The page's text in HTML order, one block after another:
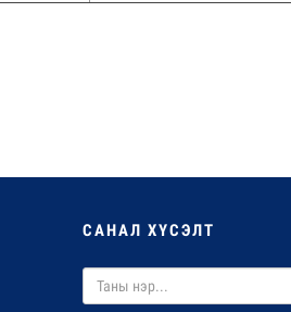
САНАЛ ХҮСЭЛТ